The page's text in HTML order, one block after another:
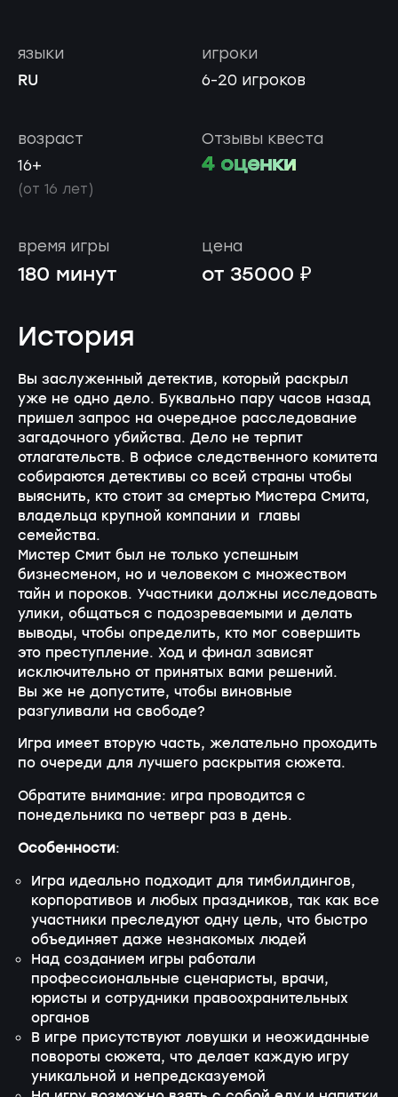
игроки
6-20 игроков
языки
RU
возраст
16+
(от 16 лет)
Отзывы квеста
4 оценки
время игры
180 минут
цена
от 35000 ₽
История
Вы заслуженный детектив, который раскрыл
уже не одно дело. Буквально пару часов назад
пришел запрос на очередное расследование
загадочного убийства. Дело не терпит
отлагательств. В офисе следственного комитета
собираются детективы со всей страны чтобы
выяснить, кто стоит за смертью Мистера Смита,
владельца крупной компании и главы
семейства.
Мистер Смит был не только успешным
бизнесменом, но и человеком с множеством
тайн и пороков. Участники должны исследовать
улики, общаться с подозреваемыми и делать
выводы, чтобы определить, кто мог совершить
это преступление. Ход и финал зависят
исключительно от принятых вами решений.
Вы же не допустите, чтобы виновные
разгуливали на свободе?
Игра имеет вторую часть, желательно проходить
по очереди для лучшего раскрытия сюжета.
Обратите внимание: игра проводится с
понедельника по четверг раз в день.
Особенности:
Игра идеально подходит для тимбилдингов,
корпоративов и любых праздников, так как все
участники преследуют одну цель, что быстро
объединяет даже незнакомых людей
Над созданием игры работали
профессиональные сценаристы, врачи,
юристы и сотрудники правоохранительных
органов
В игре присутствуют ловушки и неожиданные
повороты сюжета, что делает каждую игру
уникальной и непредсказуемой